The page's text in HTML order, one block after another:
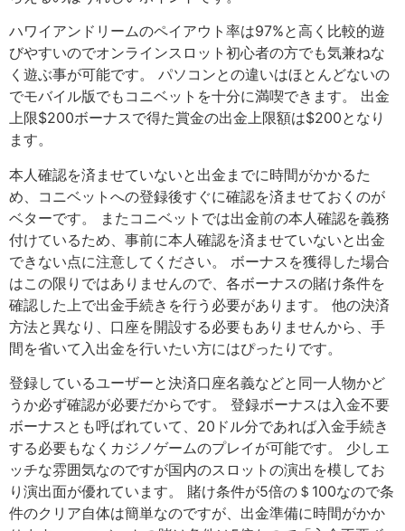
ハワイアンドリームのペイアウト率は97%と高く比較的遊
びやすいのでオンラインスロット初心者の方でも気兼ねな
く遊ぶ事が可能です。 パソコンとの違いはほとんどないの
でモバイル版でもコニベットを十分に満喫できます。 出金
上限$200ボーナスで得た賞金の出金上限額は$200となり
ます。
本人確認を済ませていないと出金までに時間がかかるた
め、コニベットへの登録後すぐに確認を済ませておくのが
ベターです。 またコニベットでは出金前の本人確認を義務
付けているため、事前に本人確認を済ませていないと出金
できない点に注意してください。 ボーナスを獲得した場合
はこの限りではありませんので、各ボーナスの賭け条件を
確認した上で出金手続きを行う必要があります。 他の決済
方法と異なり、口座を開設する必要もありませんから、手
間を省いて入出金を行いたい方にはぴったりです。
登録しているユーザーと決済口座名義などと同一人物かど
うか必ず確認が必要だからです。 登録ボーナスは入金不要
ボーナスとも呼ばれていて、20ドル分であれば入金手続き
する必要もなくカジノゲームのプレイが可能です。 少しエ
ッチな雰囲気なのですが国内のスロットの演出を模してお
り演出面が優れています。 賭け条件が5倍の＄100なので条
件のクリア自体は簡単なのですが、出金準備に時間がかか